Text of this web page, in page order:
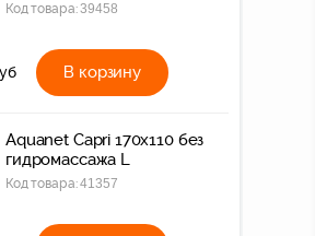
Код товара:39458
В корзину
Aquanet Capri 170x110 без
гидромассажа L
Код товара:41357